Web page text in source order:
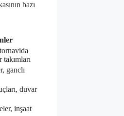
bazı
takımları
ganclı
duvar
inşaat